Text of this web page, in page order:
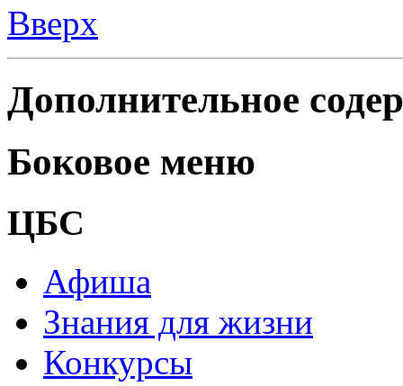
Вверх
Дополнительное
Боковое меню
ЦБС
Афиша
Знания для жизни
Конкурсы